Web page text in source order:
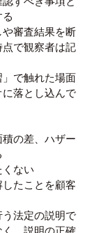
審査結果を断
で観察者は記
で触れた場面
落とし込んで
の差、ハザー
ない
たことを顧客
法定の説明で
、説明の正確